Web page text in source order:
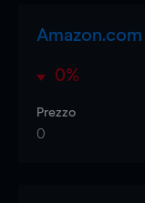
0%
Prezzo
0